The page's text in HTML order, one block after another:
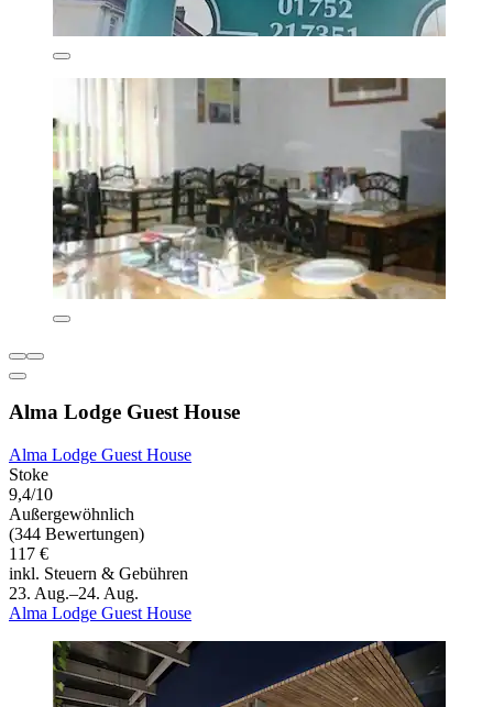
Alma Lodge Guest House
Alma Lodge Guest House
Stoke
9,4/10
Außergewöhnlich
(344 Bewertungen)
117 €
inkl. Steuern & Gebühren
23. Aug.–24. Aug.
Alma Lodge Guest House